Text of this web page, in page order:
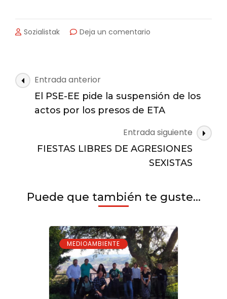
Sozialistak Deja un comentario
UNA
NUEVA
VISITA
GUIADA
EN
VERANO
AL
ANILLO
Navegación
de
Entrada anterior
El PSE-EE pide la suspensión de los
actos por los presos de ETA
Entrada siguiente
FIESTAS LIBRES DE AGRESIONES
SEXISTAS
Puede que también te guste...
MEDIOAMBIENTE